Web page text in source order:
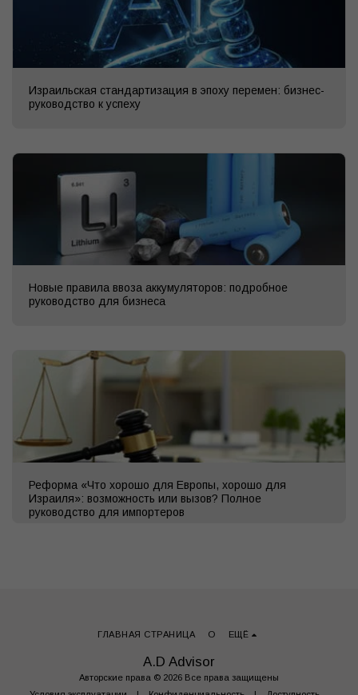
Израильская стандартизация в эпоху перемен: бизнес-
руководство к успеху
Новые правила ввоза аккумуляторов: подробное
руководство для бизнеса
Реформа «Что хорошо для Европы, хорошо для
Израиля»: возможность или вызов? Полное
руководство для импортеров
A.D Advisor
Авторские права © 2026 Все права защищены
ГЛАВНАЯ СТРАНИЦА О ЕЩЁ